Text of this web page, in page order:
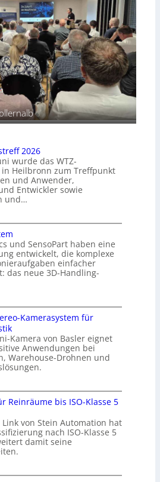
2026
wurde das WTZ-
Heilbronn zum Treffpunkt
und Anwender,
Entwickler sowie
und…
und SensoPart haben eine
entwickelt, die komplexe
einfacher
das neue 3D-Handling-
Kamerasystem für
Kamera von Basler eignet
Anwendungen bei
Warehouse-Drohnen und
Reinräume bis ISO-Klasse 5
Link von Stein Automation hat
nach ISO-Klasse 5
damit seine